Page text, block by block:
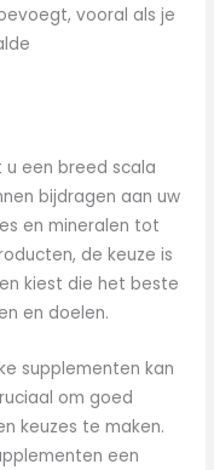
vooral als je
u een breed scala
bijdragen aan uw
en mineralen tot
de keuze is
kiest die het beste
en doelen.
supplementen kan
om goed
keuzes te maken.
een